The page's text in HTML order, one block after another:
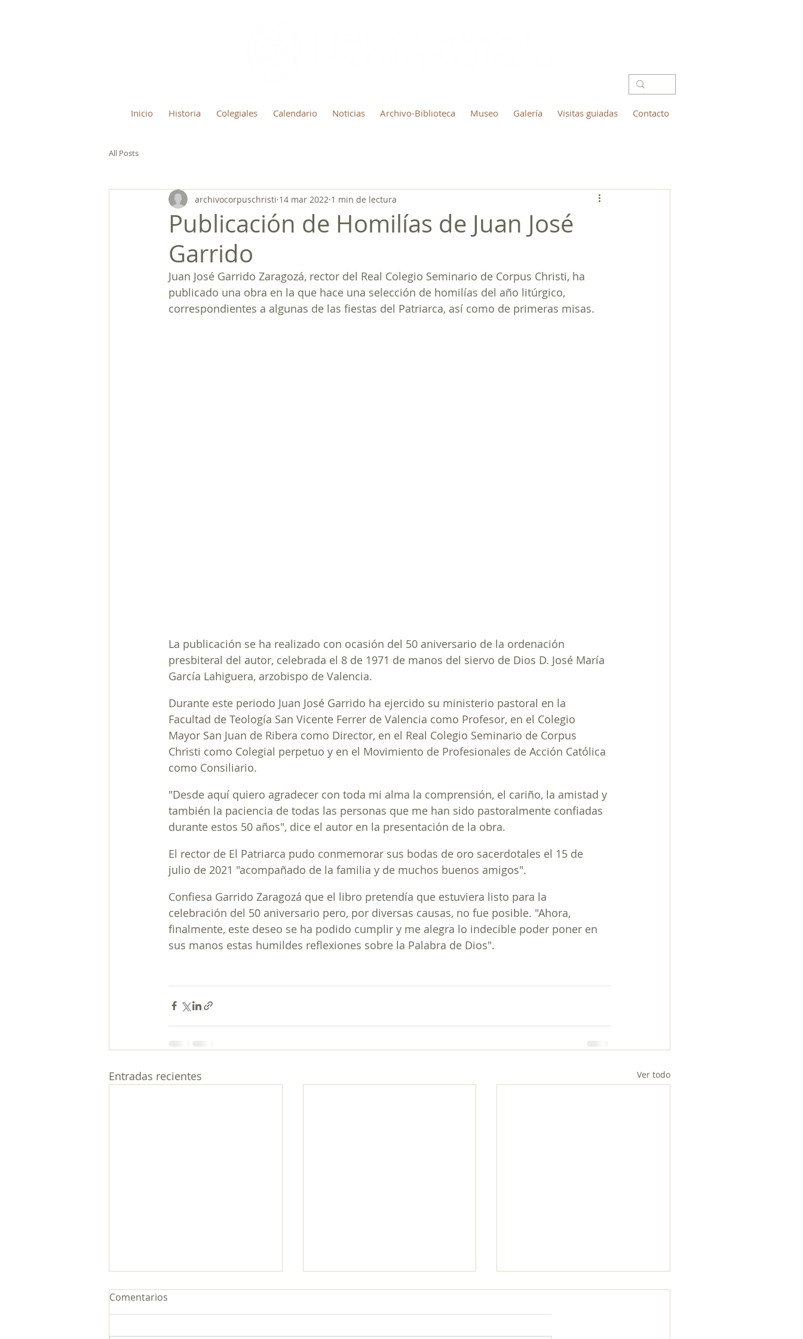
Inicio Historia Colegiales Calendario Noticias Archivo-Biblioteca Museo Galería Visitas guiadas Contacto
All Posts
Publicación de Homilías de Juan José
Garrido
archivocorpuschristi 14 mar 2022 1 min de lectura
Juan José Garrido Zaragozá, rector del Real Colegio Seminario de Corpus Christi, ha
publicado una obra en la que hace una selección de homilías del año litúrgico,
correspondientes a algunas de las fiestas del Patriarca, así como de primeras misas.
La publicación se ha realizado con ocasión del 50 aniversario de la ordenación
presbiteral del autor, celebrada el 8 de 1971 de manos del siervo de Dios D. José María
García Lahiguera, arzobispo de Valencia.
Durante este periodo Juan José Garrido ha ejercido su ministerio pastoral en la
Facultad de Teología San Vicente Ferrer de Valencia como Profesor, en el Colegio
Mayor San Juan de Ribera como Director, en el Real Colegio Seminario de Corpus
Christi como Colegial perpetuo y en el Movimiento de Profesionales de Acción Católica
como Consiliario.
"Desde aquí quiero agradecer con toda mi alma la comprensión, el cariño, la amistad y
también la paciencia de todas las personas que me han sido pastoralmente confiadas
durante estos 50 años", dice el autor en la presentación de la obra.
El rector de El Patriarca pudo conmemorar sus bodas de oro sacerdotales el 15 de
julio de 2021 "acompañado de la familia y de muchos buenos amigos".
Confiesa Garrido Zaragozá que el libro pretendía que estuviera listo para la
celebración del 50 aniversario pero, por diversas causas, no fue posible. "Ahora,
finalmente, este deseo se ha podido cumplir y me alegra lo indecible poder poner en
sus manos estas humildes reflexiones sobre la Palabra de Dios".
Entradas recientes Ver todo
Comentarios